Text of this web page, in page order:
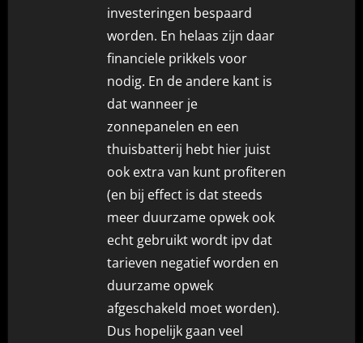
investeringen bespaard
worden. En helaas zijn daar
financiele prikkels voor
nodig. En de andere kant is
dat wanneer je
zonnepanelen en een
thuisbatterij hebt hier juist
ook extra van kunt profiteren
(en bij effect is dat steeds
meer duurzame opwek ook
echt gebruikt wordt ipv dat
tarieven negatief worden en
duurzame opwek
afgeschakeld moet worden).
Dus hopelijk gaan veel